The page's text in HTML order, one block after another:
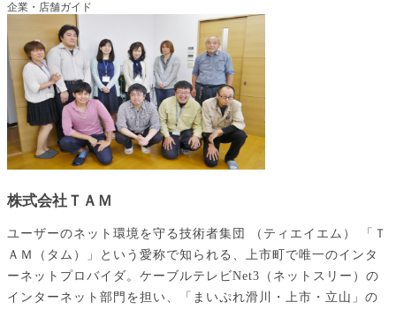
企業・店舗ガイド
株式会社ＴＡＭ
ユーザーのネット環境を守る技術者集団 （ティエイエム） 「Ｔ
ＡＭ（タム）」という愛称で知られる、上市町で唯一のインタ
ーネットプロバイダ。ケーブルテレビNet3（ネットスリー）の
インターネット部門を担い、「まいぷれ滑川・上市・立山」の